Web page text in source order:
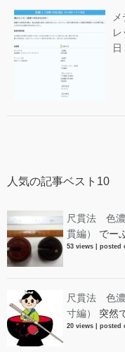
レ
日
人気の記事ベスト10
尺貫法 色
貫編）
でー
53 views posted
尺貫法 色
寸編）
突然
20 views posted